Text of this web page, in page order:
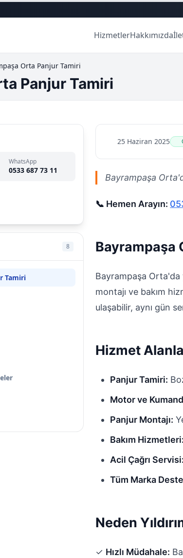
HizmetlerHakkımızda
Orta Panjur Tamiri
Panjur Tamiri
WhatsApp
0533 687 73 11
8
Tamiri
25 Haziran 2025
Bayrampaşa
📞 Hemen Arayın:
Bayrampaşa
Bayrampaşa Orta'da
montajı ve bakım
ulaşabilir, aynı gün
Hizmet
Panjur Tamiri:
Motor ve
Panjur Montajı:
Bakım Hizmetleri:
Acil Çağrı Servisi:
Tüm Marka
Neden
✓ Hızlı Müdahale: